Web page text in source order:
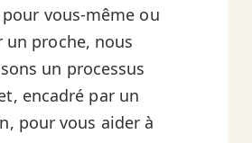
vous-même ou
un proche, nous
un processus
encadré par un
pour vous aider à